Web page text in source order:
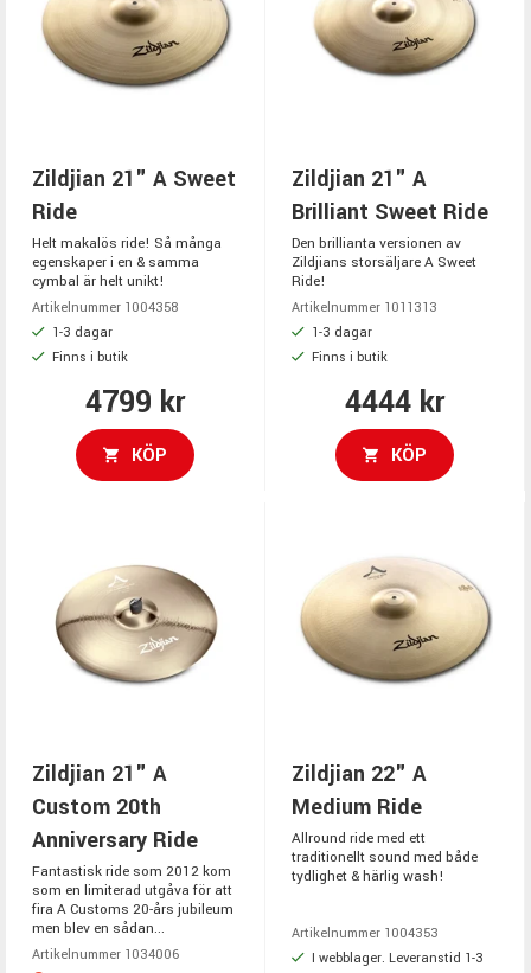
Zildjian 21" A Sweet
Ride
Helt makalös ride! Så många
egenskaper i en & samma
cymbal är helt unikt!
Artikelnummer 1004358
1-3 dagar
Finns i butik
4799 kr
KÖP
Zildjian 21" A
Brilliant Sweet Ride
Den brillianta versionen av
Zildjians storsäljare A Sweet
Ride!
Artikelnummer 1011313
1-3 dagar
Finns i butik
4444 kr
KÖP
Zildjian 21" A
Custom 20th
Anniversary Ride
Fantastisk ride som 2012 kom
som en limiterad utgåva för att
fira A Customs 20-års jubileum
men blev en sådan...
Artikelnummer 1034006
Zildjian 22" A
Medium Ride
Allround ride med ett
traditionellt sound med både
tydlighet & härlig wash!
Artikelnummer 1004353
I webblager. Leveranstid 1-3